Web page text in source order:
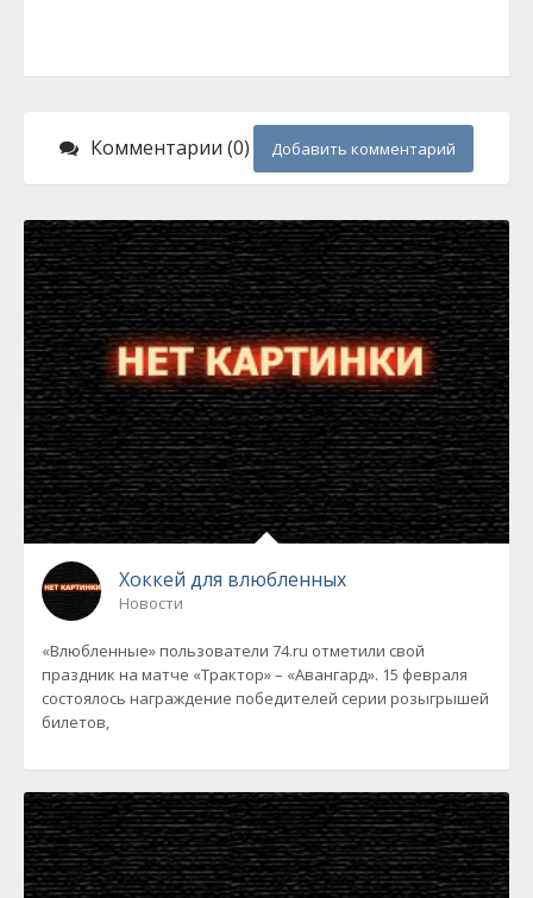
Комментарии (0) Добавить комментарий
Хоккей для влюбленных
Новости
«Влюбленные» пользователи 74.ru отметили свой
праздник на матче «Трактор» – «Авангард». 15 февраля
состоялось награждение победителей серии розыгрышей
билетов,